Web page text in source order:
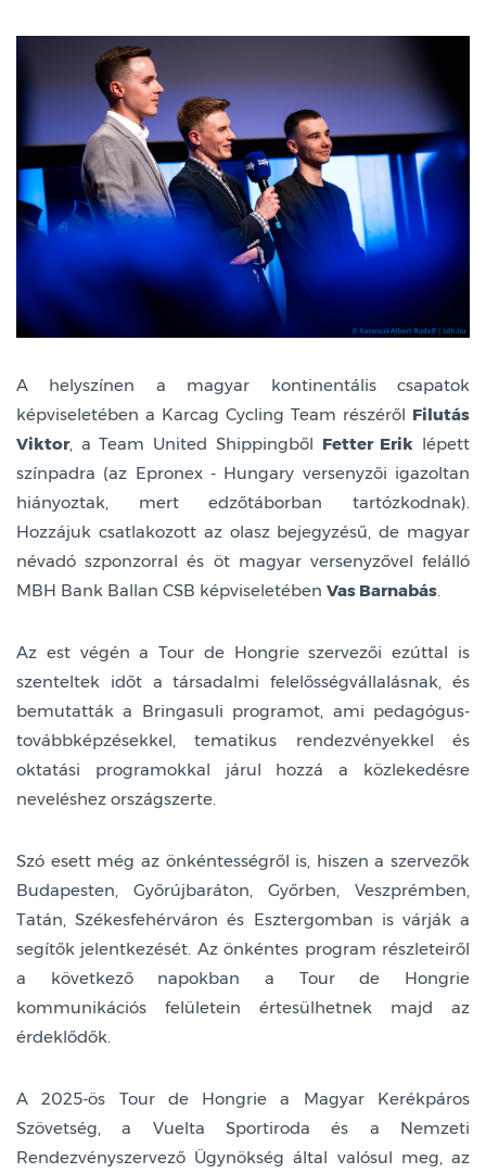
A helyszínen a magyar kontinentális csapatok
képviseletében a Karcag Cycling Team részéről Filutás
Viktor, a Team United Shippingből Fetter Erik lépett
színpadra (az Epronex - Hungary versenyzői igazoltan
hiányoztak, mert edzőtáborban tartózkodnak).
Hozzájuk csatlakozott az olasz bejegyzésű, de magyar
névadó szponzorral és öt magyar versenyzővel felálló
MBH Bank Ballan CSB képviseletében Vas Barnabás.
Az est végén a Tour de Hongrie szervezői ezúttal is
szenteltek időt a társadalmi felelősségvállalásnak, és
bemutatták a Bringasuli programot, ami pedagógus-
továbbképzésekkel, tematikus rendezvényekkel és
oktatási programokkal járul hozzá a közlekedésre
neveléshez országszerte.
Szó esett még az önkéntességről is, hiszen a szervezők
Budapesten, Győrújbaráton, Győrben, Veszprémben,
Tatán, Székesfehérváron és Esztergomban is várják a
segítők jelentkezését. Az önkéntes program részleteiről
a következő napokban a Tour de Hongrie
kommunikációs felületein értesülhetnek majd az
érdeklődők.
A 2025-ös Tour de Hongrie a Magyar Kerékpáros
Szövetség, a Vuelta Sportiroda és a Nemzeti
Rendezvényszervező Ügynökség által valósul meg, az